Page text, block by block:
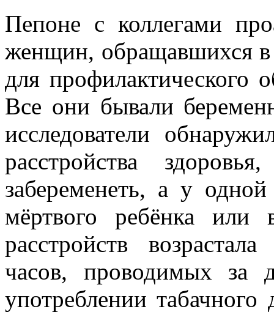
Пепоне с коллегами
женщин, обращавшихся в
для профилактического
Все они бывали
исследователи
расстройства
забеременеть, а у
мёртвого ребёнка или
расстройств
часов, проводимых за
употреблении